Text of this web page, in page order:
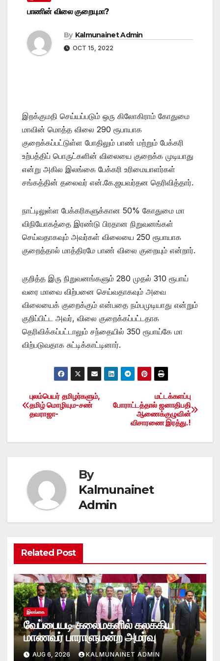
பாணின் விலை குறையுமா?
By Kalmunainet Admin
OCT 15, 2022
இறக்குமதி செய்யப்படும் ஒரு கிலோகிராம் கோதுமை
மாவின் மொத்த விலை 290 ரூபாயாக
குறைக்கப்பட்டுள்ள போதிலும் பாண் மற்றும் பேக்கரி
உற்பத்திப் பொருட்களின் விலையை குறைக்க முடியாது
என்று அகில இலங்கை பேக்கரி உரிமையாளர்கள்
சங்கத்தின் தலைவர் என்.கே.ஜயவர்தன தெரிவித்தார்.
நாட்டிலுள்ள பேக்கரிகளுக்கான 50% கோதுமை மா
விநியோகத்தை இரண்டு பிரதான நிறுவனங்கள்
செய்வதாகவும் அவர்கள் விலையை 250 ரூபாயாக
குறைத்தால் மாத்திரமே பாண் விலை குறையும் என்றார்.
குறித்த இரு நிறுவனங்களும் 280 முதல் 310 ரூபாய்
வரை மாவை விற்பனை செய்வதாகவும் அவை
விலையைக் குறைக்கும் என்பதை நம்பமுடியாது என்றும்
குறிப்பிட்ட அவர், விலை குறைக்கப்பட்டதாக
தெரிவிக்கப்பட்டாலும் சந்தையில் 350 ரூபாய்கே மா
விற்படுவதாக சுட்டிக்காட்டினார்.
Post
navigation
மட்டக்களப்பு
போராட்டத்தால் ஜனாதிபதி
ஆணைக்குழுவின்
விசாரணை இரத்து.!
புலம்பெயர் தமிழர்களும்,
தமிழ் மொழியும-சண்
தவராஜா-
By
Kalmunainet
Admin
Related Post
இலங்கை
வேப்பையடி கலைமகளில் கலக்கிய
மாணவர் பாராளுமன்ற அமர்வு
AUG 6, 2026 KALMUNAINET ADMIN